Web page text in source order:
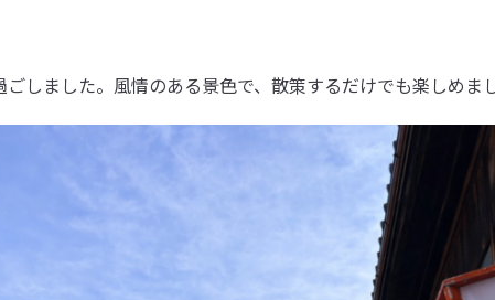
しました。風情のある景色で、散策するだけでも楽しめま